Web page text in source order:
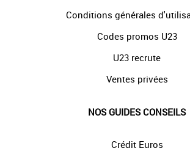
Conditions générales
Codes promos U23
U23 recrute
Ventes privées
NOS GUIDES CONSEILS
Crédit Euros